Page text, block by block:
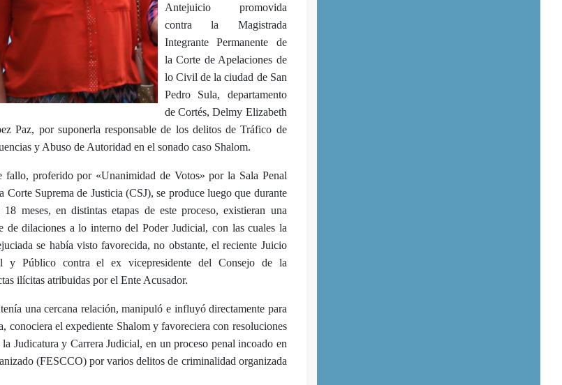
Antejuicio promovida
contra la Magistrada
Integrante Permanente de
la Corte de Apelaciones de
lo Civil de la ciudad de San
Pedro Sula, departamento
de Cortés, Delmy Elizabeth
Paz, por suponerla responsable de los delitos de Tráfico de
y Abuso de Autoridad en el sonado caso Shalom.
fallo, proferido por «Unanimidad de Votos» por la Sala Penal
Corte Suprema de Justicia (CSJ), se produce luego que durante
18 meses, en distintas etapas de este proceso, existieran una
de dilaciones a lo interno del Poder Judicial, con las cuales la
se había visto favorecida, no obstante, el reciente Juicio
y Público contra el ex vicepresidente del Consejo de la
ilícitas atribuidas por el Ente Acusador.
una cercana relación, manipuló e influyó directamente para
el expediente Shalom y favoreciera con resoluciones
Judicatura y Carrera Judicial, en un proceso penal incoado en
(FESCCO) por varios delitos de criminalidad organizada